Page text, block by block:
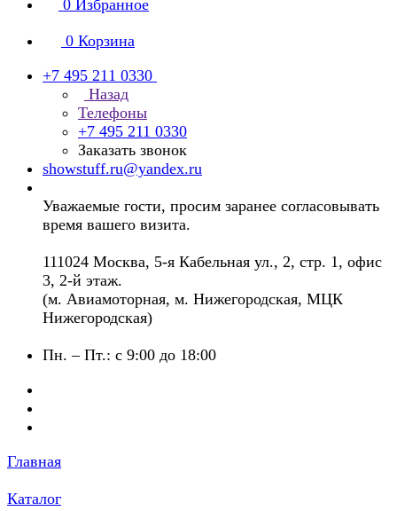
0 Избранное
0 Корзина
+7 495 211 0330
Назад
Телефоны
+7 495 211 0330
Заказать звонок
showstuff.ru@yandex.ru
Уважаемые гости, просим заранее согласовывать
время вашего визита.
111024 Москва, 5-я Кабельная ул., 2, стр. 1, офис
3, 2-й этаж.
(м. Авиамоторная, м. Нижегородская, МЦК
Нижегородская)
Пн. – Пт.: с 9:00 до 18:00
Главная
Каталог